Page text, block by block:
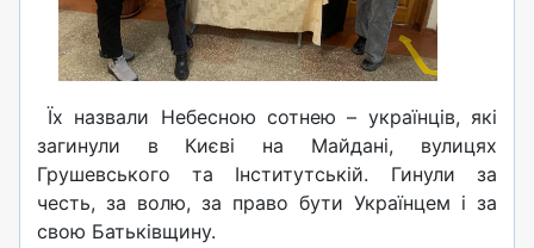
Їх назвали Небесною сотнею – українців, які
загинули в Києві на Майдані, вулицях
Грушевського та Інститутській. Гинули за
честь, за волю, за право бути Українцем і за
свою Батьківщину.